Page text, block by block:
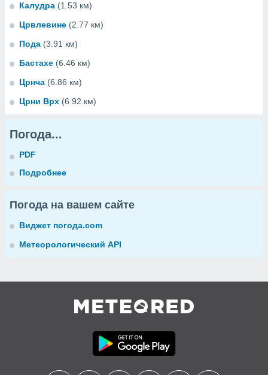
Калудра (1.53 км)
Црвлевине (2.77 км)
Пода (3.91 км)
Бастахе (6.46 км)
Црнча (6.86 км)
Црни Врх (6.92 км)
Погода...
PDF
Подробнее
Погода на вашем сайте
Виджет погода.com
Метеорологический API